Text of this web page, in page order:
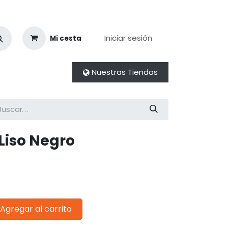
Mi cesta Iniciar sesión
Nuestras Tiendas
Negro
al carrito